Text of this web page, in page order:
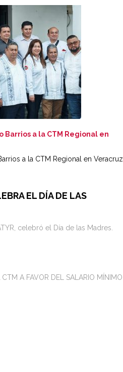
Barrios a la CTM Regional en
a la CTM Regional en Veracruz
EL DÍA DE LAS
celebró el Día de las Madres.
A FAVOR DEL SALARIO MÍNIMO